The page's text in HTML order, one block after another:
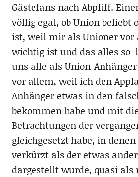
Gästefans nach Abpfiff.
völlig egal, ob Union beliebt
ist, weil mir als Unioner vor
wichtig ist und das alles so
uns alle als Union-
vor allem, weil ich den
Anhänger etwas in den
bekommen habe und mit
Betrachtungen der
gleichgesetzt habe, in
verkürzt als der etwas
dargestellt wurde, quasi als